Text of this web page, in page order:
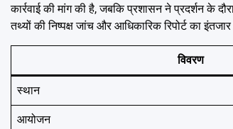
कार्रवाई की मांग की है, जबकि प्रशासन ने प्रदर्शन के
तथ्यों की निष्पक्ष जांच और आधिकारिक रिपोर्ट का
विवरण
स्थान
आयोजन